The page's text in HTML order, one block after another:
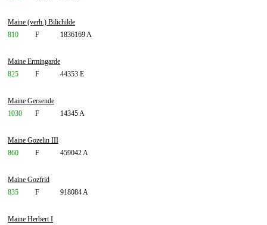
Maine (verh.) Bilichilde
810
F 1836169 A
Maine Ermingarde
825
F 44353 E
Maine Gersende
1030
F 14345 A
Maine Gozelin III
860
F 459042 A
Maine Gozfrid
835
F 918084 A
Maine Herbert I